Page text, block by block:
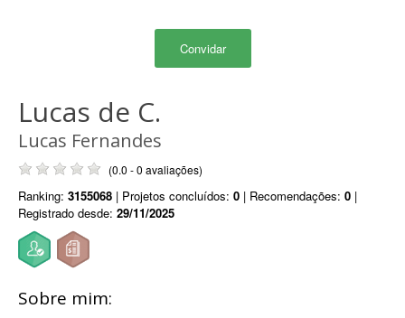
Convidar
Lucas de C.
Lucas Fernandes
(0.0 - 0 avaliações)
Ranking: 3155068 | Projetos concluídos: 0 | Recomendações: 0 |
Registrado desde: 29/11/2025
Sobre mim: